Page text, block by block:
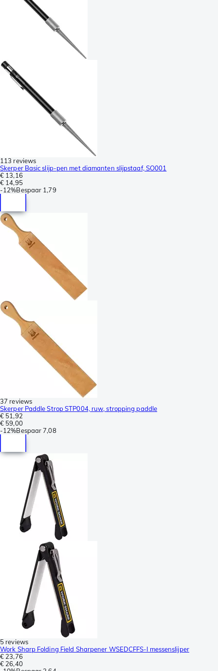
113 reviews
Skerper Basic slijp-pen met diamanten slijpstaaf, SO001
€ 13,16
€ 14,95
-12%Bespaar 1,79
37 reviews
Skerper Paddle Strop STP004, ruw, stropping paddle
€ 51,92
€ 59,00
-12%Bespaar 7,08
5 reviews
Work Sharp Folding Field Sharpener WSEDCFFS-I messenslijper
€ 23,76
€ 26,40